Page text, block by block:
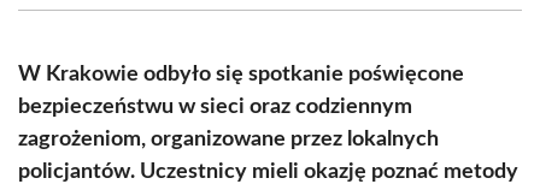
(Twitter)
W Krakowie odbyło się spotkanie poświęcone
bezpieczeństwu w sieci oraz codziennym
zagrożeniom, organizowane przez lokalnych
policjantów. Uczestnicy mieli okazję poznać metody